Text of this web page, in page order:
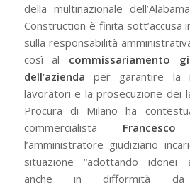
della multinazionale
Construction è finita sott’accusa
sulla responsabilità
così al commissariamento
dell’azienda per garantire la
lavoratori e la prosecuzione dei
Procura di Milano ha
commercialista
l’amministratore giudiziario
situazione “adottando idonei
anche in difformità da